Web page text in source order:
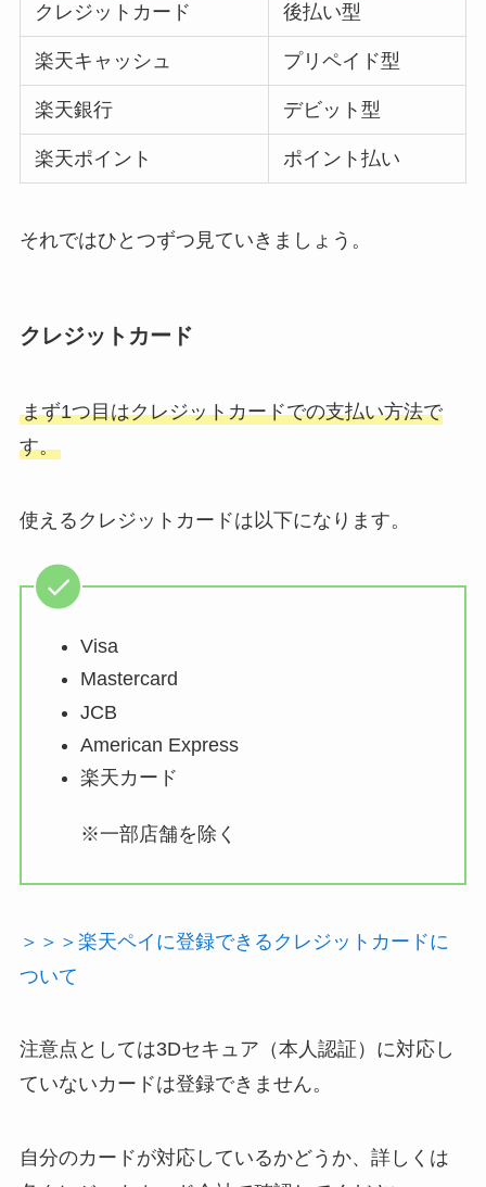
クレジットカード 後払い型
楽天キャッシュ プリペイド型
楽天銀行 デビット型
楽天ポイント ポイント払い
それではひとつずつ見ていきましょう。
クレジットカード
まず1つ目はクレジットカードでの支払い方法で
す。
使えるクレジットカードは以下になります。
Visa
Mastercard
JCB
American Express
楽天カード
※一部店舗を除く
＞＞＞楽天ペイに登録できるクレジットカードに
ついて
注意点としては3Dセキュア（本人認証）に対応し
ていないカードは登録できません。
自分のカードが対応しているかどうか、詳しくは